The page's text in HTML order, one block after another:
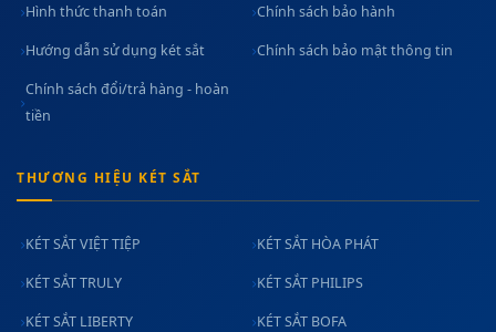
Hình thức thanh toán Chính sách bảo hành
Hướng dẫn sử dụng két sắt Chính sách bảo mật thông tin
Chính sách đổi/trả hàng - hoàn
tiền
THƯƠNG HIỆU KÉT SẮT
KÉT SẮT VIỆT TIỆP KÉT SẮT HÒA PHÁT
KÉT SẮT TRULY KÉT SẮT PHILIPS
KÉT SẮT LIBERTY KÉT SẮT BOFA